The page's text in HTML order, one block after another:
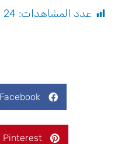
عدد المشاهدات: 24
Facebook
Pinterest